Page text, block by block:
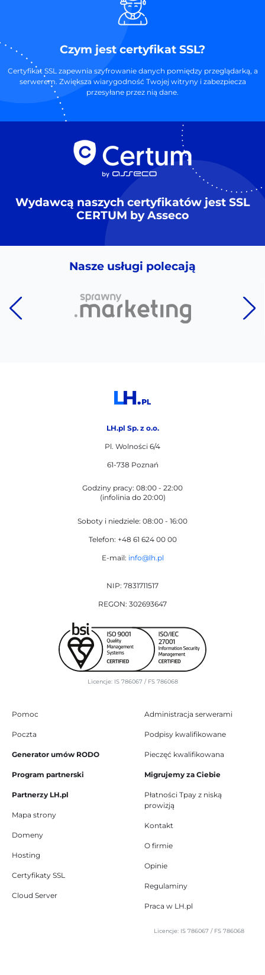
Czym jest certyfikat SSL?
Certyfikat SSL zapewnia szyfrowanie danych pomiędzy przeglądarką, a
serwerem. Zwiększa wiarygodność Twojej witryny i zabezpiecza
przesyłane przez nią dane.
Wydawcą naszych certyfikatów jest SSL
CERTUM by Asseco
Nasze usługi polecają
LH.pl Sp. z o.o.
Pl. Wolności 6/4
61-738 Poznań
Godziny pracy: 08:00 - 22:00
(infolinia do 20:00)
Soboty i niedziele: 08:00 - 16:00
Telefon: +48 61 624 00 00
E-mail: info@lh.pl
NIP: 7831711517
REGON: 302693647
Licencje: IS 786067 / FS 786068
Pomoc
Poczta
Generator umów RODO
Program partnerski
Partnerzy LH.pl
Mapa strony
Domeny
Hosting
Certyfikaty SSL
Cloud Server
Administracja serwerami
Podpisy kwalifikowane
Pieczęć kwalifikowana
Migrujemy za Ciebie
Płatności Tpay z niską
prowizją
Kontakt
O firmie
Opinie
Regulaminy
Praca w LH.pl
Licencje: IS 786067 / FS 786068